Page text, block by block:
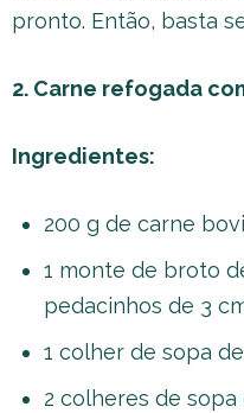
pronto. Então, basta
2. Carne refogada
Ingredientes:
200 g de carne
1 monte de broto
pedacinhos de 3
1 colher de sopa
2 colheres de